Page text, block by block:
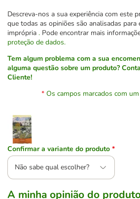
Descreva-nos a sua experiência com este
que todas as opiniões são analisadas para
imprópria . Pode encontrar mais
proteção de dados.
Tem algum problema com a sua
alguma questão sobre um produto?
Cliente!
Os campos marcados com
Confirmar a variante do produto *
Não sabe qual escolher?
A minha opinião do